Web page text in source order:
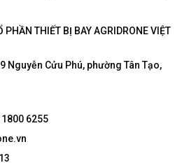
PHẦN THIẾT BỊ BAY AGRIDRONE VIỆT
Nguyễn Cửu Phú, phường Tân Tạo,
1800 6255